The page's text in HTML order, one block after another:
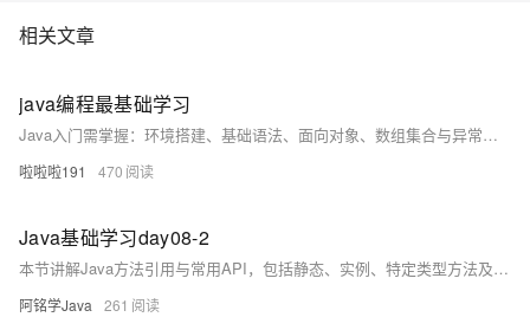
相关文章
java编程最基础学习
Java入门需掌握：环境搭建、基础语法、面向对象、数组集合与异常处理。通过实践编写简单程序，逐步深入学习，打牢编程基础。
啦啦啦191 470
Java基础学习day08-2
本节讲解Java方法引用与常用API，包括静态、实例、特定类型方法及构造器引用的格式与使用场景，并结合代码示例深入解析。同时介绍String和ArrayList的核心方法及其实际应用。
阿铭学Java 261